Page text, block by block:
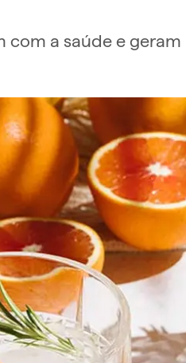
a saúde e